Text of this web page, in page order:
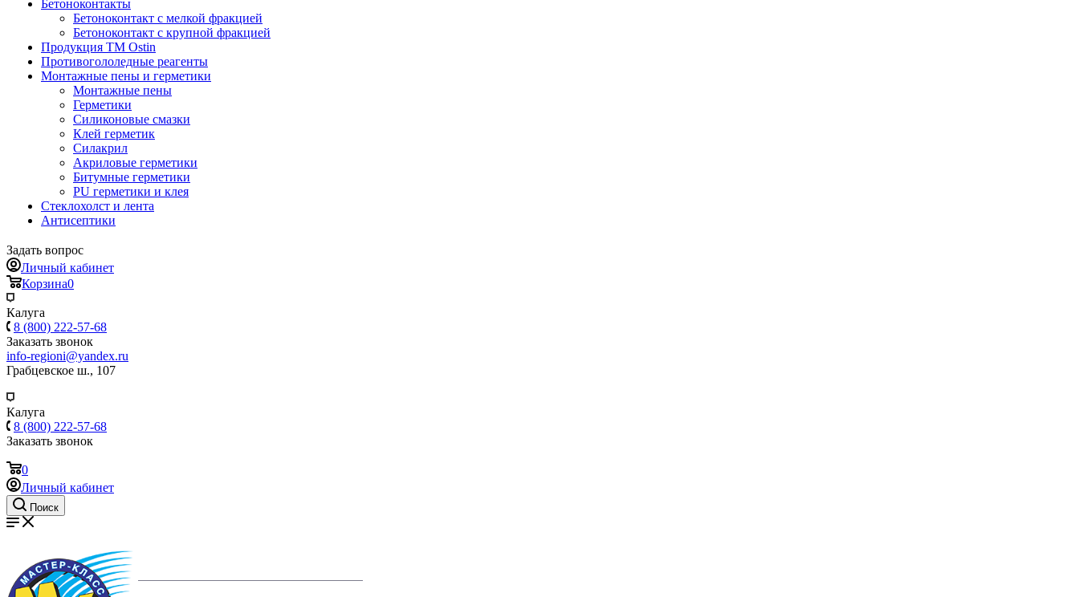
Бетоноконтакты
Бетоноконтакт с мелкой фракцией
Бетоноконтакт с крупной фракцией
Продукция ТМ Ostin
Противогололедные реагенты
Монтажные пены и герметики
Монтажные пены
Герметики
Силиконовые смазки
Клей герметик
Силакрил
Акриловые герметики
Битумные герметики
PU герметики и клея
Стеклохолст и лента
Антисептики
Задать вопрос
Личный кабинет
Корзина0
Калуга
8 (800) 222-57-68
Заказать звонок
info-regioni@yandex.ru
Грабцевское ш., 107
Калуга
8 (800) 222-57-68
Заказать звонок
0
Личный кабинет
Поиск